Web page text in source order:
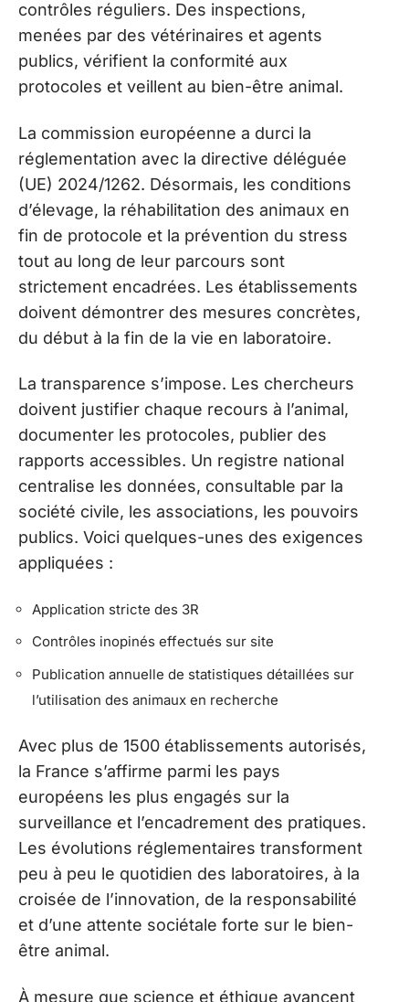
contrôles réguliers. Des inspections,
menées par des vétérinaires et agents
publics, vérifient la conformité aux
protocoles et veillent au bien-être animal.
La commission européenne a durci la
réglementation avec la directive déléguée
(UE) 2024/1262. Désormais, les conditions
d’élevage, la réhabilitation des animaux en
fin de protocole et la prévention du stress
tout au long de leur parcours sont
strictement encadrées. Les établissements
doivent démontrer des mesures concrètes,
du début à la fin de la vie en laboratoire.
La transparence s’impose. Les chercheurs
doivent justifier chaque recours à l’animal,
documenter les protocoles, publier des
rapports accessibles. Un registre national
centralise les données, consultable par la
société civile, les associations, les pouvoirs
publics. Voici quelques-unes des exigences
appliquées :
Application stricte des 3R
Contrôles inopinés effectués sur site
Publication annuelle de statistiques détaillées sur
l’utilisation des animaux en recherche
Avec plus de 1500 établissements autorisés,
la France s’affirme parmi les pays
européens les plus engagés sur la
surveillance et l’encadrement des pratiques.
Les évolutions réglementaires transforment
peu à peu le quotidien des laboratoires, à la
croisée de l’innovation, de la responsabilité
et d’une attente sociétale forte sur le bien-
être animal.
À mesure que science et éthique avancent